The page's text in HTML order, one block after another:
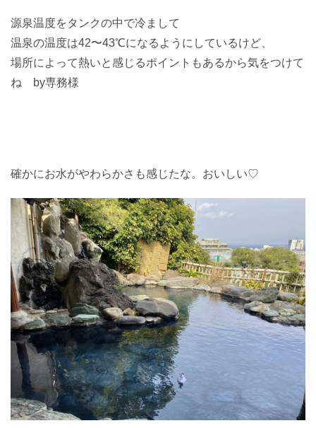
源泉温度をタンクの中で冷まして
温泉の温度は42〜43℃になるようにしているけど、
場所によって熱いと感じるポイントもあるから気をつけて
ね by専務様
確かにお水がやわらかさも感じたな。おいしい♡